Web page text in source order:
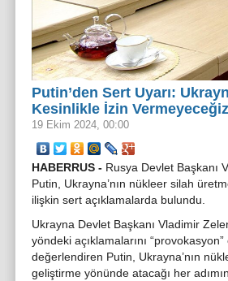
Putin’den Sert Uyarı:
Kesinlikle İzin Vermeyeceğiz
19 Ekim 2024, 00:00
HABERRUS - Rusya Devlet Başkanı
Putin, Ukrayna’nın nükleer silah
ilişkin sert açıklamalarda bulundu.
Ukrayna Devlet Başkanı Vladimir
yöndeki açıklamalarını
değerlendiren Putin, Ukrayna’nın
geliştirme yönünde atacağı her